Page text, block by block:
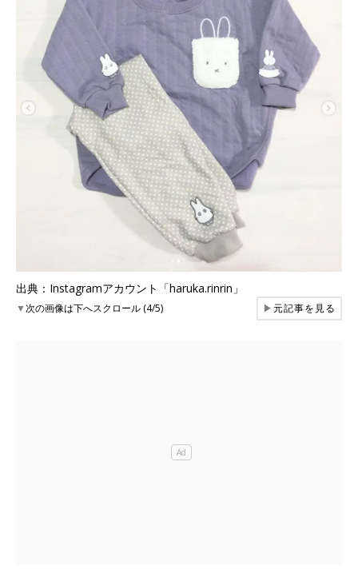
出典：Instagramアカウント「haruka.rinrin」
▼次の画像は下へスクロール (4/5) ▶元記事を見る